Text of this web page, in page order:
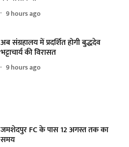
9 hours ago
अब संग्रहालय में प्रदर्शित होगी बुद्धदेव
भट्टाचार्य की विरासत
9 hours ago
जमशेदपुर FC के पास 12 अगस्त तक का
समय